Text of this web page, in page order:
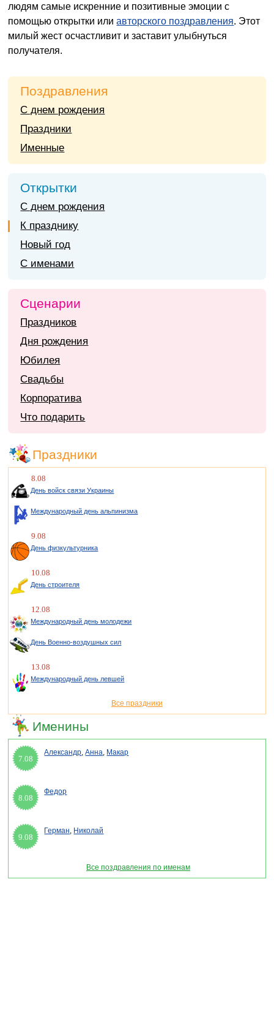
людям самые искренние и позитивные эмоции с
помощью открытки илиавторского поздравления. Этот
милый жест осчастливит и заставит улыбнуться
получателя.
Поздравления
С днем рождения
Праздники
Именные
Открытки
С днем рождения
К празднику
Новый год
С именами
Сценарии
Праздников
Дня рождения
Юбилея
Свадьбы
Корпоратива
Что подарить
Праздники
8.08
День войск связи Украины
Международный день альпинизма
9.08
День физкультурника
10.08
День строителя
12.08
Международный день молодежи
День Военно-воздушных сил
13.08
Международный день левшей
Все праздники
Именины
7.08
Александр ,Анна Макар
8.08
Федор
9.08
Герман Николай
Все поздравления по именам